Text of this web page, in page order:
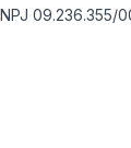
09.236.355/